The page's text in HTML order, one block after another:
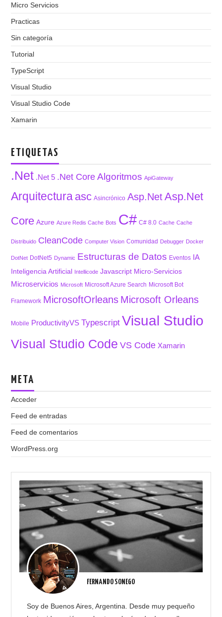
Micro Servicios
Practicas
Sin categoría
Tutorial
TypeScript
Visual Studio
Visual Studio Code
Xamarin
ETIQUETAS
.Net .Net 5 .Net Core Algoritmos ApiGateway
Arquitectura asc Asincrónico Asp.Net Asp.Net
Core Azure Azure Redis Cache Bots C# C# 8.0 Cache Cache
Distribuido CleanCode Computer Vision Comunidad Debugger Docker
DotNet DotNet5 Dynamic Estructuras de Datos Eventos IA
Inteligencia Artificial Intellicode Javascript Micro-Servicios
Microservicios Microsoft Microsoft Azure Search Microsoft Bot
Framework MicrosoftOrleans Microsoft Orleans
Mobile ProductivityVS Typescript Visual Studio
Visual Studio Code VS Code Xamarin
META
Acceder
Feed de entradas
Feed de comentarios
WordPress.org
FERNANDO SONEGO
Soy de Buenos Aires, Argentina. Desde muy pequeño